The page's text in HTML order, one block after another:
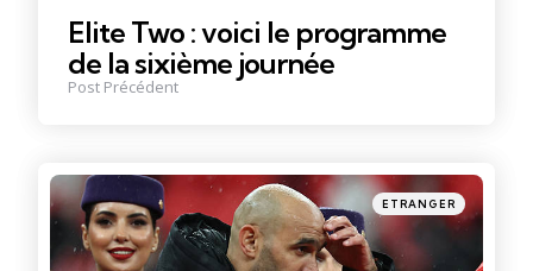
Elite Two : voici le programme
de la sixième journée
Post Précédent
Posté
dans
ETRANGER